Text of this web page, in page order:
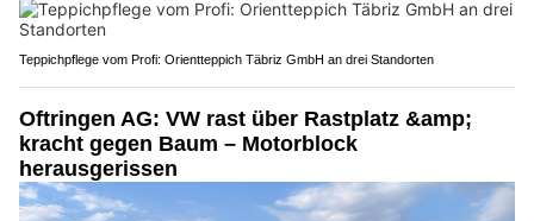
Teppichpflege vom Profi: Orientteppich Täbriz GmbH an drei Standorten
Oftringen AG: VW rast über Rastplatz &amp;
kracht gegen Baum – Motorblock
herausgerissen